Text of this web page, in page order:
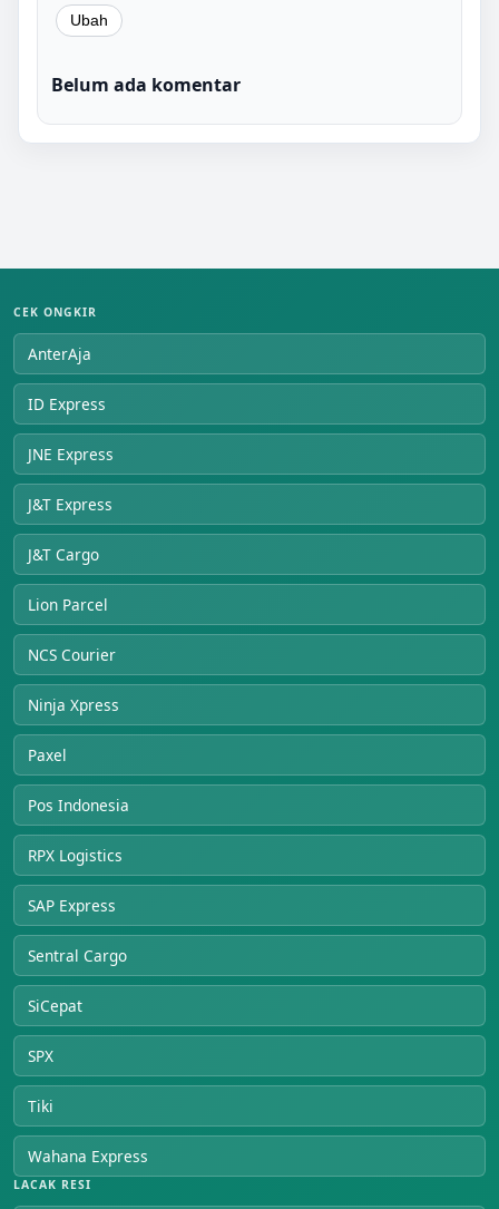
Belum ada komentar
CEK ONGKIR
AnterAja
ID Express
JNE Express
J&T Express
J&T Cargo
Lion Parcel
NCS Courier
Ninja Xpress
Paxel
Pos Indonesia
RPX Logistics
SAP Express
Sentral Cargo
SiCepat
SPX
Tiki
Wahana Express
LACAK RESI